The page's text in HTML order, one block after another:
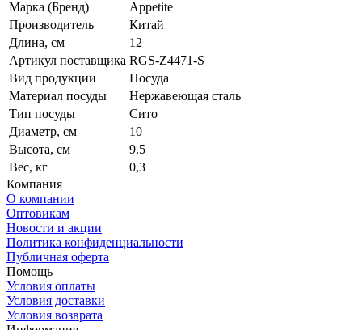
Марка (Бренд)
Appetite
Производитель
Китай
Длина, см
12
Артикул поставщика RGS-Z4471-S
Вид продукции
Посуда
Материал посуды
Нержавеющая сталь
Тип посуды
Сито
Диаметр, см
10
Высота, см
9.5
Вес, кг
0,3
Компания
О компании
Оптовикам
Новости и акции
Политика конфиденциальности
Публичная оферта
Помощь
Условия оплаты
Условия доставки
Условия возврата